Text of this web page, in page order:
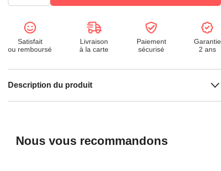
Satisfait
ou remboursé
Livraison
à la carte
Paiement
sécurisé
Garantie
2 ans
Description du produit
Nous vous recommandons